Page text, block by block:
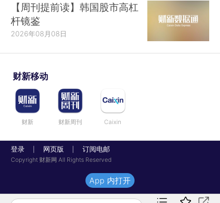
【周刊提前读】韩国股市高杠
杆镜鉴
2026年08月08日
财新移动
财新 财新周刊 Caixin
登录 网页版 订阅电邮
Copyright 财新网 All Rights Reserved
App 内打开